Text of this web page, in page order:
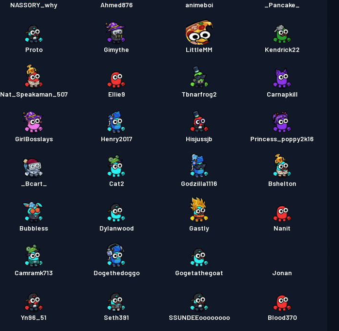
NASSORY_why Ahmed876 animeboi _Pancake_
Proto Gimythe LittleMM Kendrick22
Nat_Speakaman_507 Ellie9 Tbnarfrog2 Carnapkill
GirlBosslays Henry2017 Hisjussjb Princess_poppy2k16
_Bcart_ Cat2 Godzilla1116 Bshelton
Bubbless Dylanwood Gastly Nanit
Camramk713 Dogethedoggo Gogetathegoat Jonan
Yn96_51 Seth391 SSUNDEEoooooooo Blood370